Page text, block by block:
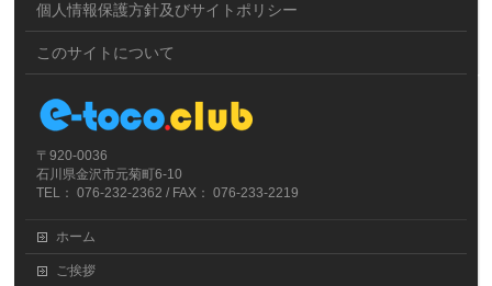
個人情報保護方針及びサイトポリシー
このサイトについて
〒920-0036
石川県金沢市元菊町6-10
TEL： 076-232-2362 / FAX： 076-233-2219
ホーム
ご挨拶